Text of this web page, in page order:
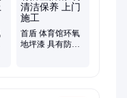
首盾 体育馆环氧
地坪漆 具有防尘